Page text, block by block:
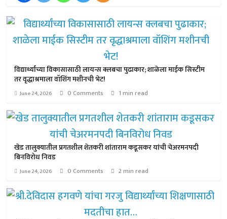
विद्यार्थ्यांच्या विकासासाठी लायन्स क्लबचा पुढाकार; शाळेला माईक सिस्टीम
तर वृद्धाश्रमाला वॉशिंग मशीनची भेट!
June 24, 2026 0 Comments 1 min read
खेड तालुक्यातील प्रगतशील शेतकरी शांताराम कडूसकर यांची चेअरमनपदी
बिनविरोध निवड
June 24, 2026 0 Comments 2 min read